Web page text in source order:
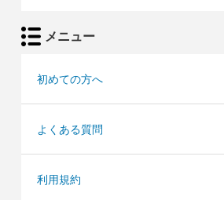
メニュー
初めての方へ
よくある質問
利用規約